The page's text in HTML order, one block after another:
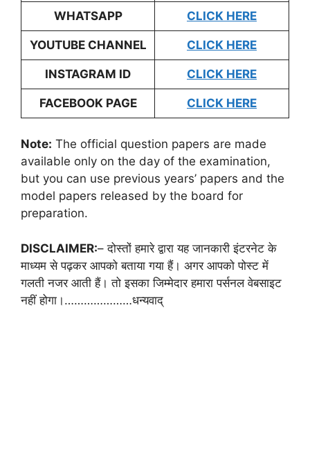
WHATSAPP CLICK HERE
YOUTUBE CHANNEL CLICK HERE
INSTAGRAM ID CLICK HERE
FACEBOOK PAGE CLICK HERE
Note: The official question papers are made
available only on the day of the examination,
but you can use previous years’ papers and the
model papers released by the board for
preparation.
DISCLAIMER:– दोस्तों हमारे द्वारा यह जानकारी इंटरनेट के
माध्यम से पढ़कर आपको बताया गया हैं। अगर आपको पोस्ट में
गलती नजर आती हैं। तो इसका जिम्मेदार हमारा पर्सनल वेबसाइट
नहीं होगा।…………………धन्यवाद्